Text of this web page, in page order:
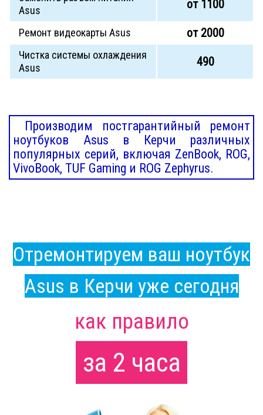
Asus
от 1100
Ремонт видеокарты Asus от 2000
Чистка системы охлаждения
Asus
490
Производим постгарантийный ремонт
ноутбуков Asus в Керчи различных
популярных серий, включая ZenBook, ROG,
VivoBook, TUF Gaming и ROG Zephyrus.
Отремонтируем ваш ноутбук
Asus в Керчи уже сегодня
как правило
за 2 часа